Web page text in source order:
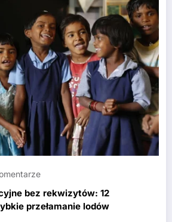
bez rekwizytów: 12
przełamanie lodów